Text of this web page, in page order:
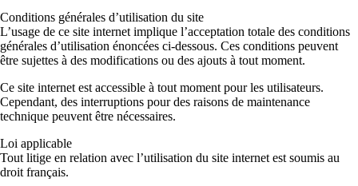
Conditions générales d’utilisation du site
L’usage de ce site internet implique l’acceptation totale des conditions
générales d’utilisation énoncées ci-dessous. Ces conditions peuvent
être sujettes à des modifications ou des ajouts à tout moment.
Ce site internet est accessible à tout moment pour les utilisateurs.
Cependant, des interruptions pour des raisons de maintenance
technique peuvent être nécessaires.
Loi applicable
Tout litige en relation avec l’utilisation du site internet est soumis au
droit français.